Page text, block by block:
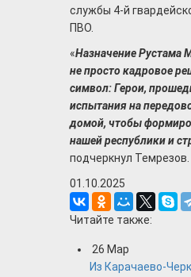
службы 4-й
ПВО.
«Назначение Рустама
не просто кадровое
символ: Герои,
испытания на
домой, чтобы
нашей республики и
подчеркнул Темрезов.
01.10.2025
Читайте также:
26 Мар
Из Карачаево-